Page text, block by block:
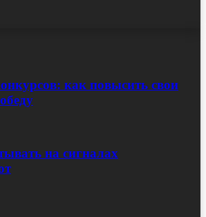
как повысить свои
на сигналах